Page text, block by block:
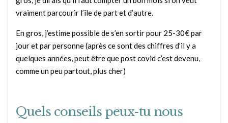
vraiment parcourir l’île de part et d’autre.
En gros, j’estime possible de s’en sortir pour 25-30€ par
jour et par personne (après ce sont des chiffres d’il y a
quelques années, peut être que post covid c’est devenu,
comme un peu partout, plus cher)
Quels conseils peux-tu nous